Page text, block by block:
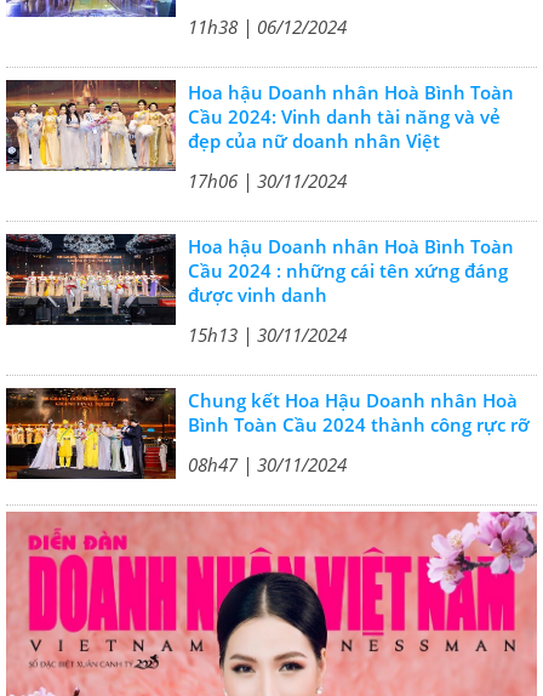
11h38 | 06/12/2024
Hoa hậu Doanh nhân Hoà Bình Toàn
Cầu 2024: Vinh danh tài năng và vẻ
đẹp của nữ doanh nhân Việt
17h06 | 30/11/2024
Hoa hậu Doanh nhân Hoà Bình Toàn
Cầu 2024 : những cái tên xứng đáng
được vinh danh
15h13 | 30/11/2024
Chung kết Hoa Hậu Doanh nhân Hoà
Bình Toàn Cầu 2024 thành công rực rỡ
08h47 | 30/11/2024